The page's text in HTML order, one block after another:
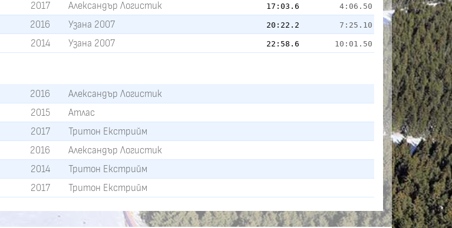
2017 Александър Логистик 17:03.6 4:06.50
2016 Узана 2007 20:22.2 7:25.10
2014 Узана 2007 22:58.6 10:01.50
2016
Александър Логистик
2015
Атлас
2017
Тритон Екстрийм
2016
Александър Логистик
2014
Тритон Екстрийм
2017 Тритон Екстрийм